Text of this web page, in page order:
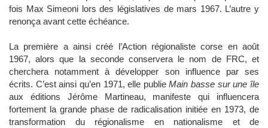
fois Max Simeoni lors des législatives de mars 1967. L’autre y
renonça avant cette échéance.
La première a ainsi créé l’Action régionaliste corse en août
1967, alors que la seconde conservera le nom de FRC, et
cherchera notamment à développer son influence par ses
écrits. C’est ainsi qu’en 1971, elle publieMain basse sur une île
aux éditions Jérôme Martineau, manifeste qui influencera
fortement la grande phase de radicalisation initiée en 1973, de
transformation du régionalisme en nationalisme et de